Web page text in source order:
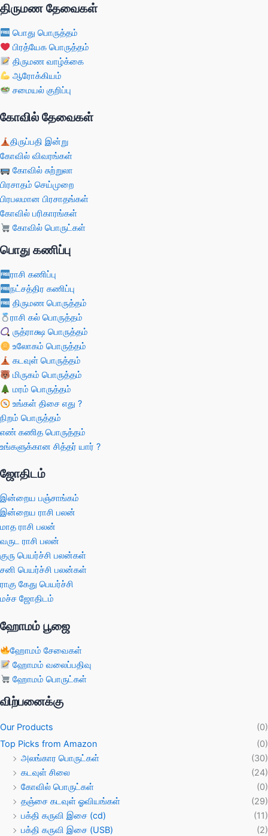
திருமண தேவைகள்
பொது பொருத்தம்
பிரத்யேக பொருத்தம்
திருமண வாழ்க்கை
ஆரோக்கியம்
சமையல் குறிப்பு
கோவில் தேவைகள்
திருப்பதி இன்று
கோவில் விவரங்கள்
கோவில் சுற்றுலா
பிரசாதம் செய்முறை
பிரபலமான பிரசாதங்கள்
கோவில் பரிகாரங்கள்
கோவில் பொருட்கள்
பொது கணிப்பு
ராசி கணிப்பு
நட்சத்திர கணிப்பு
திருமண பொருத்தம்
ராசி கல் பொருத்தம்
ருத்ராக்ஷ பொருத்தம்
உலோகம் பொருத்தம்
கடவுள் பொருத்தம்
மிருகம் பொருத்தம்
மரம் பொருத்தம்
உங்கள் திசை எது ?
நிறம் பொருத்தம்
எண் கணித பொருத்தம்
உங்களுக்கான சித்தர் யார் ?
ஜோதிடம்
இன்றைய பஞ்சாங்கம்
இன்றைய ராசி பலன்
மாத ராசி பலன்
வருட ராசி பலன்
குரு பெயர்ச்சி பலன்கள்
சனி பெயர்ச்சி பலன்கள்
ராகு கேது பெயர்ச்சி
மச்ச ஜோதிடம்
ஹோமம் பூஜை
ஹோமம் சேவைகள்
ஹோமம் வலைப்பதிவு
ஹோமம் பொருட்கள்
விற்பனைக்கு
Our Products
(0)
Top Picks from Amazon
(0)
அலங்கார பொருட்கள்
(30)
கடவுள் சிலை
(24)
கோவில் பொருட்கள்
(0)
தஞ்சை கடவுள் ஓவியங்கள்
(29)
பக்தி கருவி இசை (cd)
(11)
பக்தி கருவி இசை (USB)
(2)